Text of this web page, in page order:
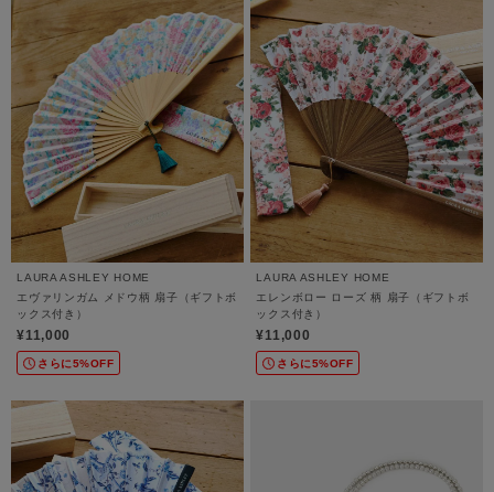
LAURA ASHLEY HOME
エヴァリンガム メドウ柄 扇子（ギフトボ
ックス付き）
¥11,000
さらに5%OFF
LAURA ASHLEY HOME
エレンボロー ローズ 柄 扇子（ギフトボ
ックス付き）
¥11,000
さらに5%OFF